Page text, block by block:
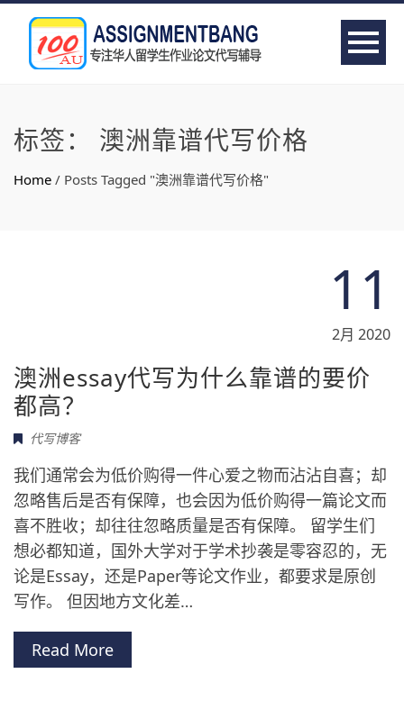
标签： 澳洲靠谱代写价格
Home / Posts Tagged "澳洲靠谱代写价格"
11
2月 2020
澳洲essay代写为什么靠谱的要价
都高？
代写博客
我们通常会为低价购得一件心爱之物而沾沾自喜；却
忽略售后是否有保障，也会因为低价购得一篇论文而
喜不胜收；却往往忽略质量是否有保障。 留学生们
想必都知道，国外大学对于学术抄袭是零容忍的，无
论是Essay，还是Paper等论文作业，都要求是原创
写作。 但因地方文化差…
Read More